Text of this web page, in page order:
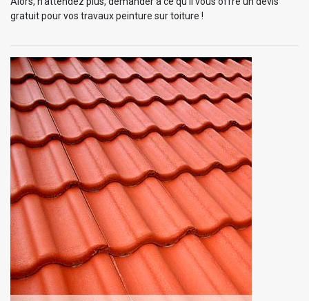
gratuit pour vos travaux peinture sur toiture !